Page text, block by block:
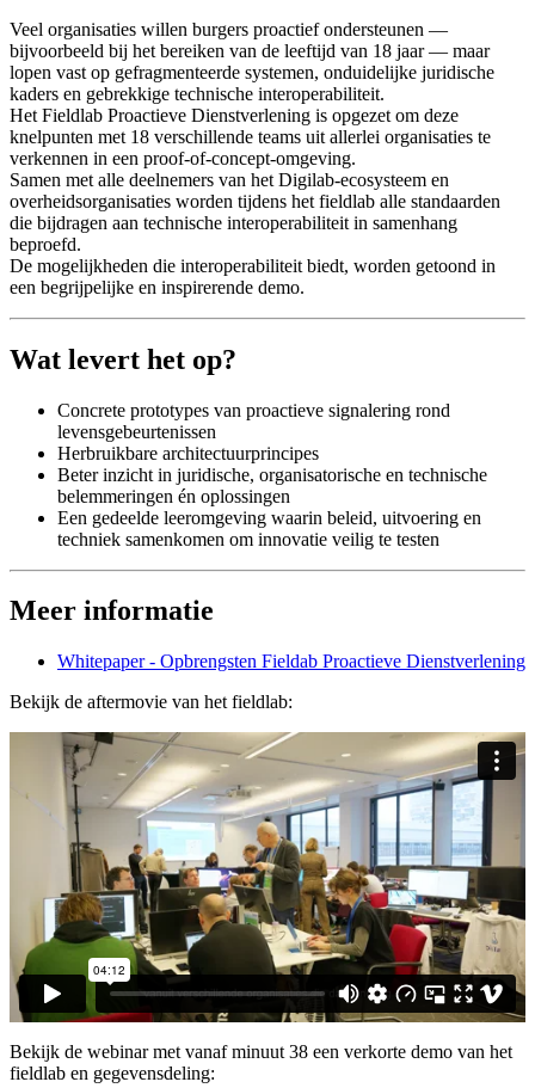
Veel organisaties willen burgers proactief ondersteunen —
bijvoorbeeld bij het bereiken van de leeftijd van 18 jaar — maar
lopen vast op gefragmenteerde systemen, onduidelijke juridische
kaders en gebrekkige technische interoperabiliteit.
Het Fieldlab Proactieve Dienstverlening is opgezet om deze
knelpunten met 18 verschillende teams uit allerlei organisaties te
verkennen in een proof-of-concept-omgeving.
Samen met alle deelnemers van het Digilab-ecosysteem en
overheidsorganisaties worden tijdens het fieldlab alle standaarden
die bijdragen aan technische interoperabiliteit in samenhang
beproefd.
De mogelijkheden die interoperabiliteit biedt, worden getoond in
een begrijpelijke en inspirerende demo.
Wat levert het op?
Concrete prototypes van proactieve signalering rond
levensgebeurtenissen
Herbruikbare architectuurprincipes
Beter inzicht in juridische, organisatorische en technische
belemmeringen én oplossingen
Een gedeelde leeromgeving waarin beleid, uitvoering en
techniek samenkomen om innovatie veilig te testen
Meer informatie
Whitepaper - Opbrengsten Fieldab Proactieve Dienstverlening
Bekijk de aftermovie van het fieldlab:
Bekijk de webinar met vanaf minuut 38 een verkorte demo van het
fieldlab en gegevensdeling: